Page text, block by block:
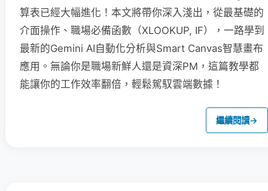
算表已經大幅進化！本文將帶你深入淺出，從最基礎的
介面操作、職場必備函數（XLOOKUP, IF），一路學到
最新的Gemini AI自動化分析與Smart Canvas智慧畫布
應用。無論你是職場新鮮人還是資深PM，這篇教學都
能讓你的工作效率翻倍，輕鬆駕馭雲端數據！
繼續閱讀→